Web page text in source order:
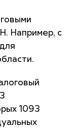
Например, с
1093